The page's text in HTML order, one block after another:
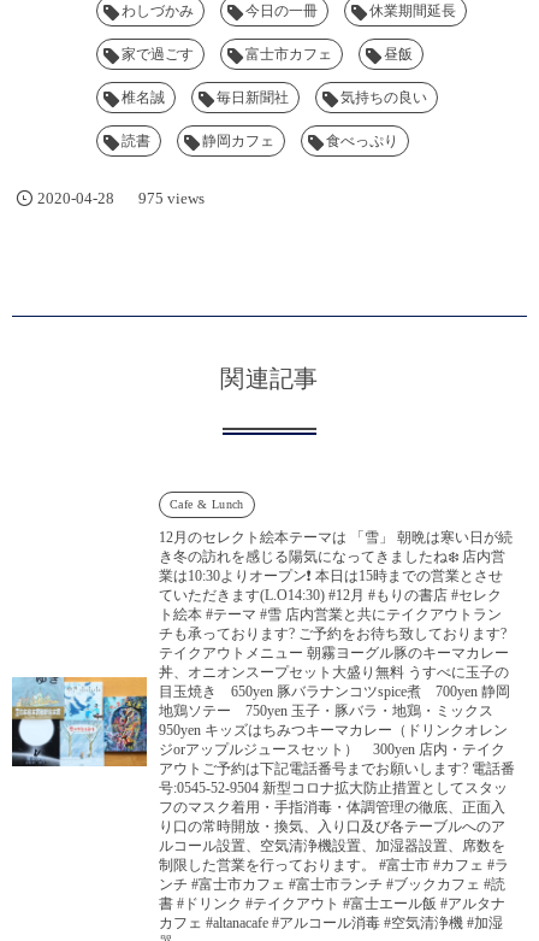
わしづかみ 今日の一冊 休業期間延長
家で過ごす 富士市カフェ 昼飯
椎名誠 毎日新聞社 気持ちの良い
読書 静岡カフェ 食べっぷり
2020-04-28 975 views
関連記事
Cafe & Lunch
12月のセレクト絵本テーマは 「雪」 朝晩は寒い日が続
き冬の訪れを感じる陽気になってきましたね❄️ 店内営
業は10:30よりオープン❗️ 本日は15時までの営業とさせ
ていただきます(L.O14:30) #12月 #もりの書店 #セレク
ト絵本 #テーマ #雪 店内営業と共にテイクアウトラン
チも承っております? ご予約をお待ち致しております?
テイクアウトメニュー 朝霧ヨーグル豚のキーマカレー
丼、オニオンスープセット大盛り無料 うすべに玉子の
目玉焼き 650yen 豚バラナンコツspice煮 700yen 静岡
地鶏ソテー 750yen 玉子・豚バラ・地鶏・ミックス
950yen キッズはちみつキーマカレー（ドリンクオレン
ジorアップルジュースセット） 300yen 店内・テイク
アウトご予約は下記電話番号までお願いします? 電話番
号:0545-52-9504 新型コロナ拡大防止措置としてスタッ
フのマスク着用・手指消毒・体調管理の徹底、正面入
り口の常時開放・換気、入り口及び各テーブルへのア
ルコール設置、空気清浄機設置、加湿器設置、席数を
制限した営業を行っております。 #富士市 #カフェ #ラ
ンチ #富士市カフェ #富士市ランチ #ブックカフェ #読
書 #ドリンク #テイクアウト #富士エール飯 #アルタナ
カフェ #altanacafe #アルコール消毒 #空気清浄機 #加湿